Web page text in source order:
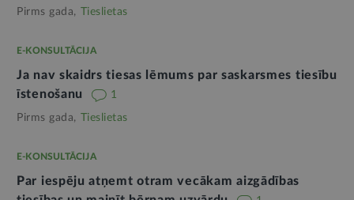
Pirms gada, Tieslietas
E-KONSULTĀCIJA
Ja nav skaidrs tiesas lēmums par saskarsmes tiesību
īstenošanu
1
Pirms gada, Tieslietas
E-KONSULTĀCIJA
Par iespēju atņemt otram vecākam aizgādības